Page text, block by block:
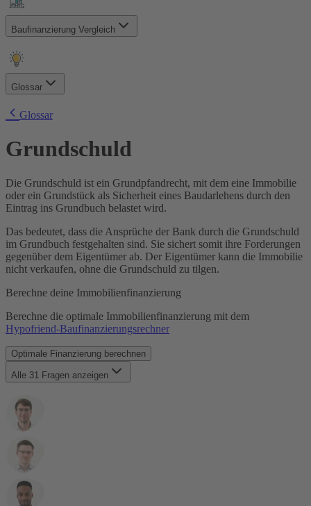
Wie schnell sollte ich meine Baufinanzierung zurückzahlen?
Kann ich zusätzliche Zahlungen nutzen, um meine
Baufinanzierung schneller zurückzuzahlen?
beachten?
Was muss ich wissen, wenn ich plane, mein Haus innerhalb
Was ist die SCHUFA und der SCHUFA-Score?
Wie wirkt sich mein SCHUFA-Score auf meine
Baufinanzierung aus?
Kann ich bei mehreren Banken gleichzeitig eine
Baufinanzierung beantragen?
Was passiert, wenn sich mein Neubauprojekt verzögert?
Kann ich ohne meinen Partner eine Baufinanzierung
beantragen?
Kaufvertrag aufnehmen?
Baufinanzierung Vergleich
Glossar
Annuitätendarlehen
Anschlussfinanzierung
Bausparvertrag
Beleihungswert
Bereitstellungszinsen
Forward-Darlehen
Grunderwerbsteuer
Grundschuld
Grundsteuer
Haushaltsrechnung
Immobilienfinanzierung
Kaufnebenkosten
KfW-Förderung
Laufzeit
Maklergebühr
Monatsrate
Notar & Beurkundung
Notarkosten
Notwendige Unterlagen
Volltilgerdarlehen
Glossar
Grundschuld
Die Grundschuld ist ein Grundpfandrecht, mit dem eine Immobilie
oder ein Grundstück als Sicherheit eines Baudarlehens durch den
Eintrag ins Grundbuch belastet wird.
Das bedeutet, dass die Ansprüche der Bank durch die Grundschuld
im Grundbuch festgehalten sind. Sie sichert somit ihre Forderungen
gegenüber dem Eigentümer ab. Der Eigentümer kann die Immobilie
nicht verkaufen, ohne die Grundschuld zu tilgen.
Berechne deine Immobilienfinanzierung
Berechne die optimale Immobilienfinanzierung mit dem
Hypofriend-Baufinanzierungsrechner
Optimale Finanzierung berechnen
Alle 31 Fragen anzeigen